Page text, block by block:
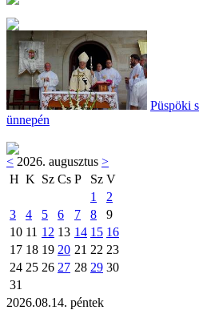
Püspöki
ünnepén
< 2026. augusztus >
H K Sz Cs P Sz V
1
2
3
4 5 6 7 8
9
10 11 12 13 14 15 16
17 18 19 20 21 22 23
24 25 26 27 28 29 30
31
2026.08.14. péntek